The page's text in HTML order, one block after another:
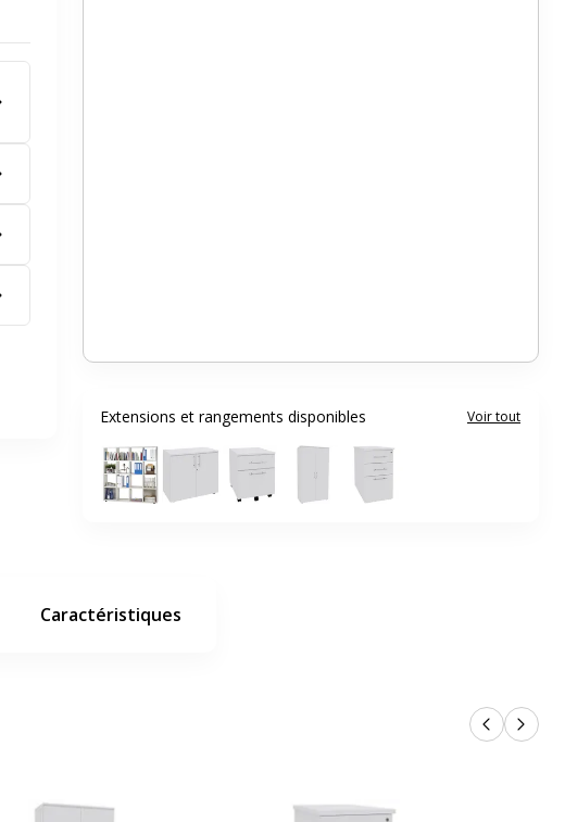
Extensions et rangements disponibles
Voir tout
Caractéristiques
Produits